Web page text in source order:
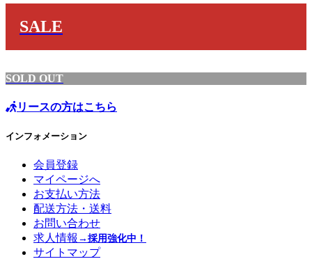
SALE
SOLD OUT
リースの方はこちら
インフォメーション
会員登録
マイページへ
お支払い方法
配送方法・送料
お問い合わせ
求人情報 →採用強化中！
サイトマップ